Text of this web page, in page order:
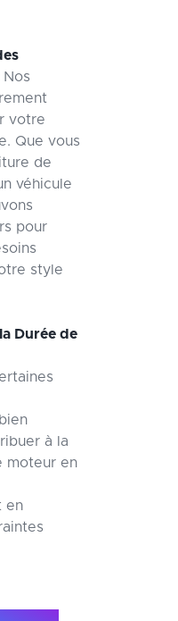
Nos
votre
Que vous
de
véhicule
pour
style
Durée de
à la
moteur en
en